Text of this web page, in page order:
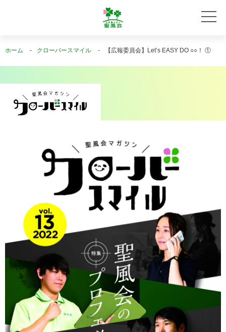
ホーム クローバースマイル 【広報委員会】Let’s EASY DO ○○！ ①